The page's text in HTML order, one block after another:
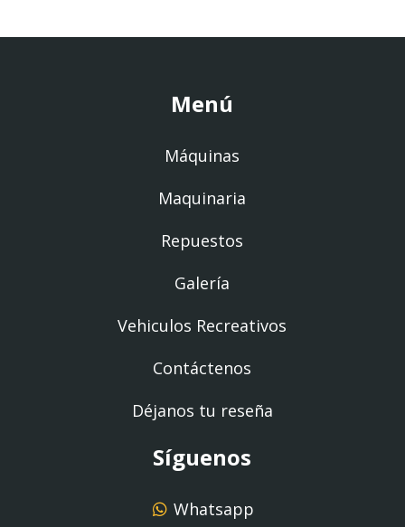
Menú
Máquinas
Maquinaria
Repuestos
Galería
Vehiculos Recreativos
Contáctenos
Déjanos tu reseña
Síguenos
Whatsapp